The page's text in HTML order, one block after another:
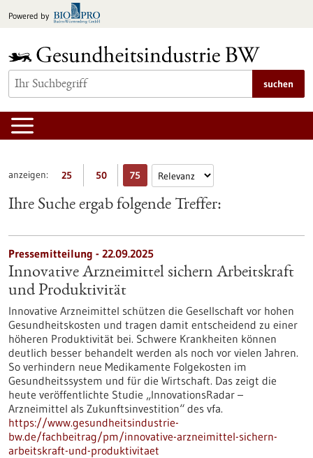
Inhalt
Powered by
suchen
anzeigen: 25 50 75
Ihre Suche ergab folgende Treffer:
Pressemitteilung - 22.09.2025
Innovative Arzneimittel sichern Arbeitskraft
und Produktivität
Innovative Arzneimittel schützen die Gesellschaft vor hohen
Gesundheitskosten und tragen damit entscheidend zu einer
höheren Produktivität bei. Schwere Krankheiten können
deutlich besser behandelt werden als noch vor vielen Jahren.
So verhindern neue Medikamente Folgekosten im
Gesundheitssystem und für die Wirtschaft. Das zeigt die
heute veröffentlichte Studie „InnovationsRadar –
Arzneimittel als Zukunftsinvestition“ des vfa.
https://www.gesundheitsindustrie-
bw.de/fachbeitrag/pm/innovative-arzneimittel-sichern-
arbeitskraft-und-produktivitaet